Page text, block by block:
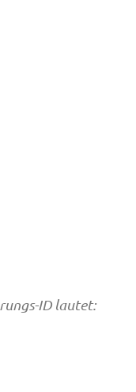
ID lautet: